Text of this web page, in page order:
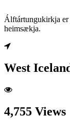
Álftártungukirkja er
heimsækja.
West
4,755 Views